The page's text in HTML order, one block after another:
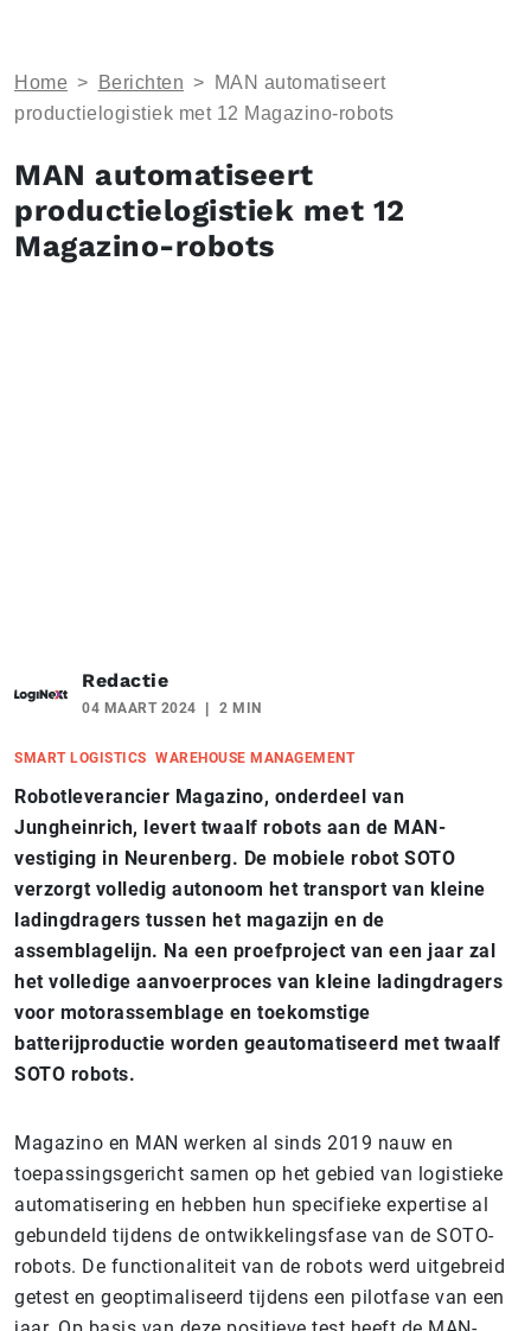
Home > Berichten >
MAN automatiseert
productielogistiek met 12 Magazino-robots
MAN automatiseert
productielogistiek met 12
Magazino-robots
Redactie
04 MAART 2024 2 MIN
SMART LOGISTICS WAREHOUSE MANAGEMENT
Robotleverancier Magazino, onderdeel van
Jungheinrich, levert twaalf robots aan de MAN-
vestiging in Neurenberg. De mobiele robot SOTO
verzorgt volledig autonoom het transport van kleine
ladingdragers tussen het magazijn en de
assemblagelijn. Na een proefproject van een jaar zal
het volledige aanvoerproces van kleine ladingdragers
voor motorassemblage en toekomstige
batterijproductie worden geautomatiseerd met twaalf
SOTO robots.
Magazino en MAN werken al sinds 2019 nauw en
toepassingsgericht samen op het gebied van logistieke
automatisering en hebben hun specifieke expertise al
gebundeld tijdens de ontwikkelingsfase van de SOTO-
robots. De functionaliteit van de robots werd uitgebreid
getest en geoptimaliseerd tijdens een pilotfase van een